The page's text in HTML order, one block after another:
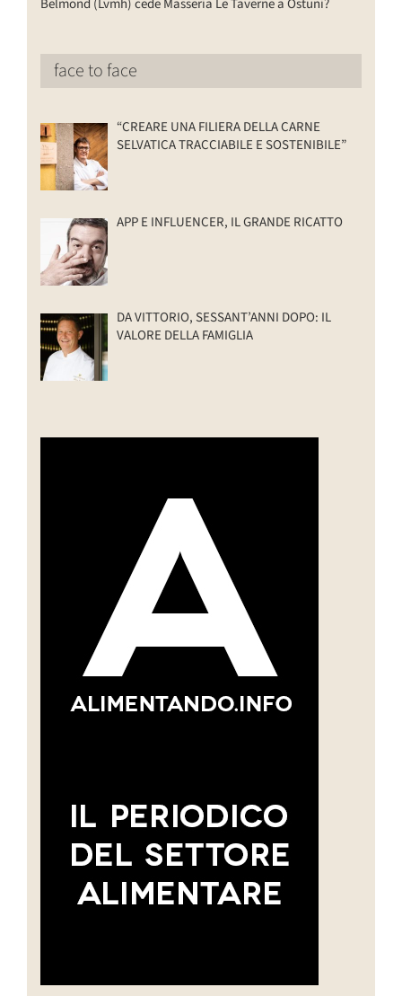
Belmond (Lvmh) cede Masseria Le Taverne a Ostuni?
face to face
“CREARE UNA FILIERA DELLA CARNE
SELVATICA TRACCIABILE E SOSTENIBILE”
APP E INFLUENCER, IL GRANDE RICATTO
DA VITTORIO, SESSANT’ANNI DOPO: IL
VALORE DELLA FAMIGLIA